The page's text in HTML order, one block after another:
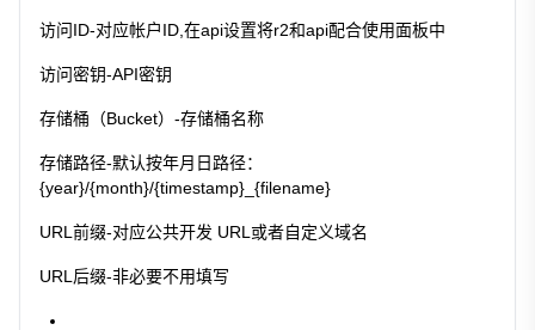
访问ID-对应帐户ID,在api设置将r2和api配合使用面板中
访问密钥-API密钥
存储桶（Bucket）-存储桶名称
存储路径-默认按年月日路径：
{year}/{month}/{timestamp}_{filename}
URL前缀-对应公共开发 URL或者自定义域名
URL后缀-非必要不用填写